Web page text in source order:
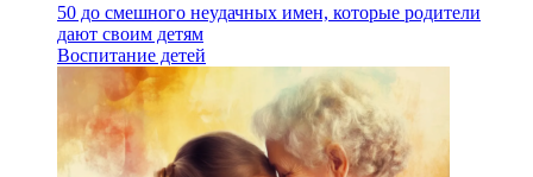
50 до смешного неудачных имен, которые родители
дают своим детям
Воспитание детей